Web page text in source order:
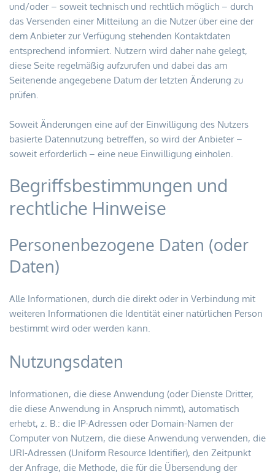
und/oder – soweit technisch und rechtlich möglich – durch
das Versenden einer Mitteilung an die Nutzer über eine der
dem Anbieter zur Verfügung stehenden Kontaktdaten
entsprechend informiert. Nutzern wird daher nahe gelegt,
diese Seite regelmäßig aufzurufen und dabei das am
Seitenende angegebene Datum der letzten Änderung zu
prüfen.
Soweit Änderungen eine auf der Einwilligung des Nutzers
basierte Datennutzung betreffen, so wird der Anbieter –
soweit erforderlich – eine neue Einwilligung einholen.
Begriffsbestimmungen und
rechtliche Hinweise
Personenbezogene Daten (oder
Daten)
Alle Informationen, durch die direkt oder in Verbindung mit
weiteren Informationen die Identität einer natürlichen Person
bestimmt wird oder werden kann.
Nutzungsdaten
Informationen, die diese Anwendung (oder Dienste Dritter,
die diese Anwendung in Anspruch nimmt), automatisch
erhebt, z. B.: die IP-Adressen oder Domain-Namen der
Computer von Nutzern, die diese Anwendung verwenden, die
URI-Adressen (Uniform Resource Identifier), den Zeitpunkt
der Anfrage, die Methode, die für die Übersendung der